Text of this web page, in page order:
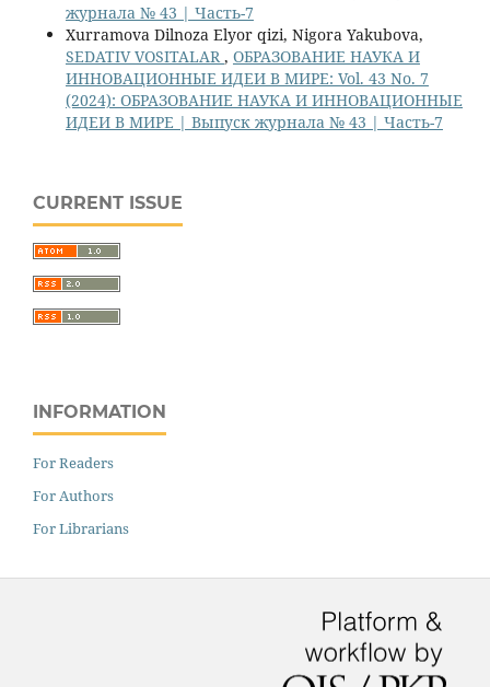
журнала № 43 | Часть-7
Xurramova Dilnoza Elyor qizi, Nigora Yakubova,
SEDATIV VOSITALAR, ОБРАЗОВАНИЕ НАУКА И
ИННОВАЦИОННЫЕ ИДЕИ В МИРЕ: Vol. 43 No. 7
(2024): ОБРАЗОВАНИЕ НАУКА И ИННОВАЦИОННЫЕ
ИДЕИ В МИРЕ | Выпуск журнала № 43 | Часть-7
CURRENT ISSUE
INFORMATION
For Readers
For Authors
For Librarians